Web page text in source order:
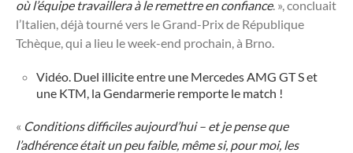
où l’équipe travaillera à le remettre en confiance. », concluait
l’Italien, déjà tourné vers le Grand-Prix de République
Tchèque, qui a lieu le week-end prochain, à Brno.
Vidéo. Duel illicite entre une Mercedes AMG GT S et
une KTM, la Gendarmerie remporte le match !
« Conditions difficiles aujourd’hui – et je pense que
l’adhérence était un peu faible, même si, pour moi, les